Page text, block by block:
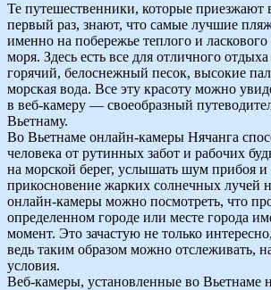
Те путешественники, которые приезжают
первый раз, знают, что самые лучшие
именно на побережье теплого и
моря. Здесь есть все для отличного
горячий, белоснежный песок, высокие
морская вода. Все эту красоту можно
в веб-камеру — своеобразный
Вьетнаму.
Во Вьетнаме онлайн-камеры Нячанга
человека от рутинных забот и рабочих
на морской берег, услышать шум прибоя
прикосновение жарких солнечных
онлайн-камеры можно посмотреть, что
определенном городе или месте города
момент. Это зачастую не только
ведь таким образом можно отслеживать,
условия.
Веб-камеры, установленные во Вьетнаме